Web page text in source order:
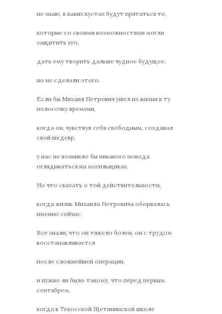
не знаю, в каких кустах будут прятаться те,
которые со своими возможностями могли
защитить его,
дать ему творить дальше чудное будущее,
но не сделали этого.
Если бы Михаил Петрович ушел из жизни в ту
полосочку времени,
когда он, чувствуя себя свободным, создавал
свой шедевр,
у нас не возникло бы никакого повода
оглядываться на могильщиках.
Но что сказать о той действительности,
когда жизнь Михаила Петровича оборвалась
именно сейчас.
Все знали, что он тяжело болен, он с трудом
восстанавливается
после сложнейшей операции,
и нужно ли было такому, что перед первым
сентябрем,
когда в Текосской Щетининской школе